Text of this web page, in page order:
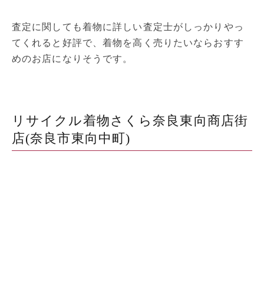
査定に関しても着物に詳しい査定士がしっかりやっ
てくれると好評で、着物を高く売りたいならおすす
めのお店になりそうです。
リサイクル着物さくら奈良東向商店街
店(奈良市東向中町)